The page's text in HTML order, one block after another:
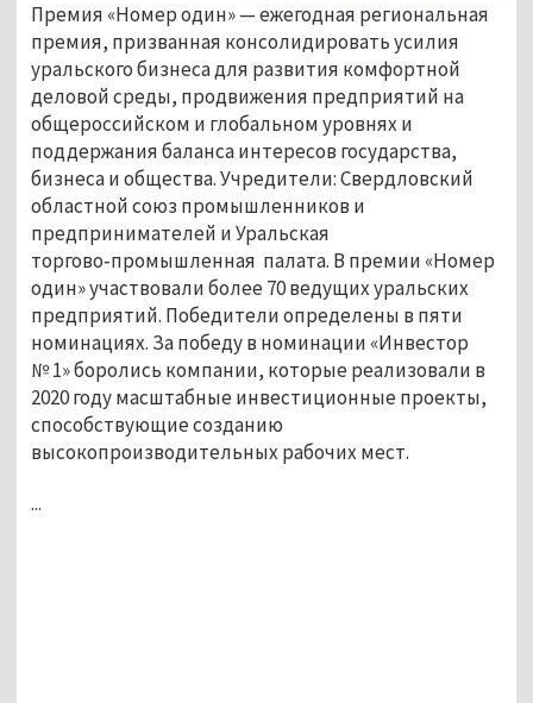
Премия «Номер один» — ежегодная региональная
премия, призванная консолидировать усилия
уральского бизнеса для развития комфортной
деловой среды, продвижения предприятий на
общероссийском и глобальном уровнях и
поддержания баланса интересов государства,
бизнеса и общества. Учредители: Свердловский
областной союз промышленников и
предпринимателей и Уральская
торгово‑промышленная палата. В премии «Номер
один» участвовали более 70 ведущих уральских
предприятий. Победители определены в пяти
номинациях. За победу в номинации «Инвестор
№ 1» боролись компании, которые реализовали в
2020 году масштабные инвестиционные проекты,
способствующие созданию
высокопроизводительных рабочих мест.
...